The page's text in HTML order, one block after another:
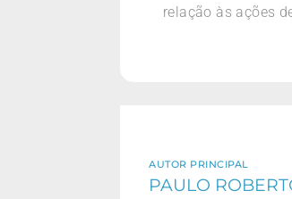
relação às ações
AUTOR PRINCIPAL
PAULO